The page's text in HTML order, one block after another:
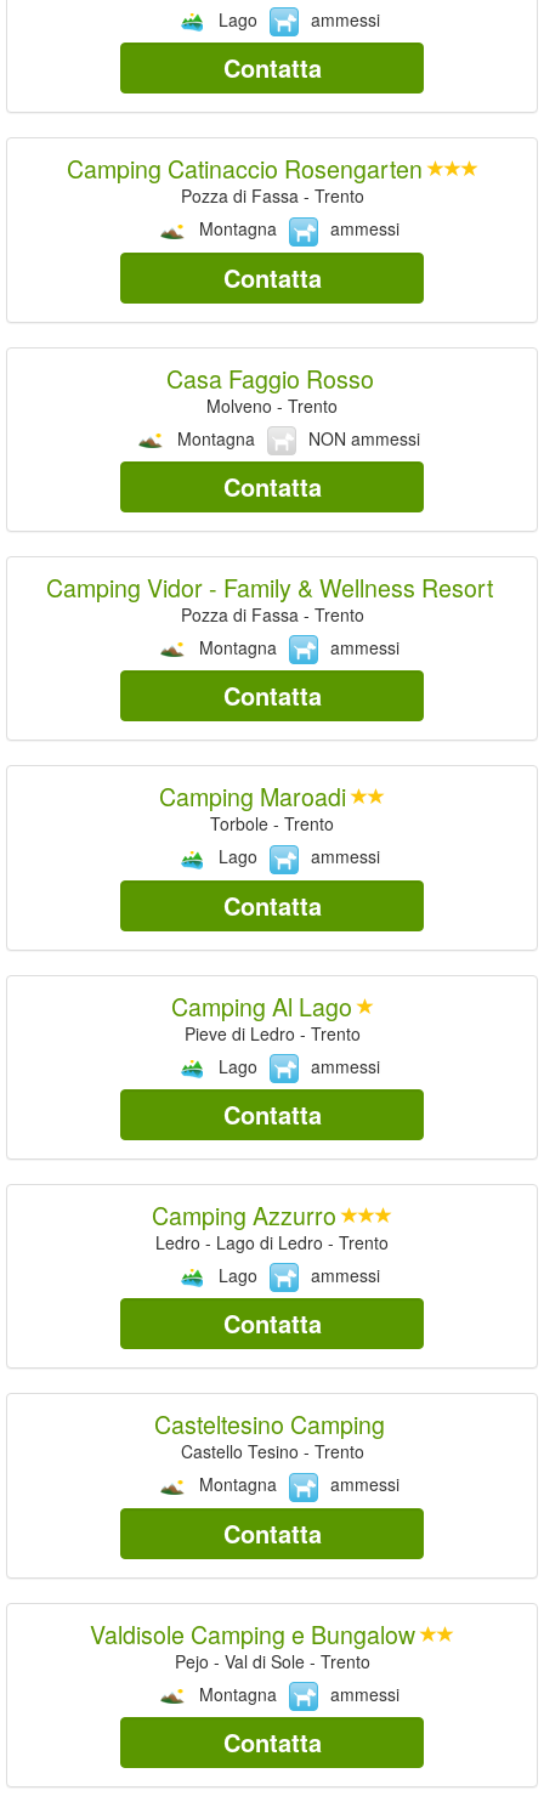
Lago
ammessi
Contatta
Camping Catinaccio Rosengarten
Pozza di Fassa - Trento
Montagna
ammessi
Contatta
Casa Faggio Rosso
Molveno - Trento
Montagna
NON ammessi
Contatta
Camping Vidor - Family & Wellness Resort
Pozza di Fassa - Trento
Montagna
ammessi
Contatta
Camping Maroadi
Torbole - Trento
Lago
ammessi
Contatta
Camping Al Lago
Pieve di Ledro - Trento
Lago
ammessi
Contatta
Camping Azzurro
Ledro - Lago di Ledro - Trento
Lago
ammessi
Contatta
Casteltesino Camping
Castello Tesino - Trento
Montagna
ammessi
Contatta
Valdisole Camping e Bungalow
Pejo - Val di Sole - Trento
Montagna
ammessi
Contatta